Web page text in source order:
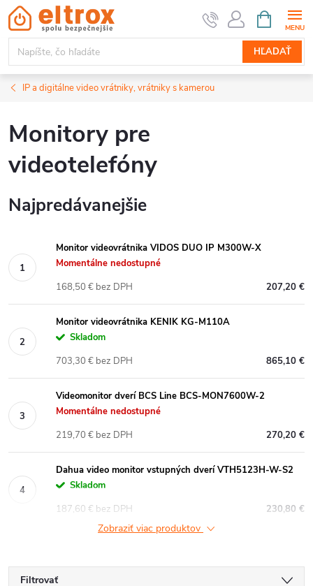
Prejsť
na
obsah
HĽADAŤ
KOŠÍK
IP a digitálne video vrátniky, vrátniky s kamerou
Monitory pre
videotelefóny
Najpredávanejšie
Monitor videovrátnika VIDOS DUO IP M300W-X
Momentálne nedostupné
207,20 €
168,50 € bez DPH
Monitor videovrátnika KENIK KG-M110A
Skladom
865,10 €
703,30 € bez DPH
Videomonitor dverí BCS Line BCS-MON7600W-2
Momentálne nedostupné
270,20 €
219,70 € bez DPH
Dahua video monitor vstupných dverí VTH5123H-W-S2
Skladom
230,80 €
187,60 € bez DPH
Zobraziť viac produktov
Filtrovať